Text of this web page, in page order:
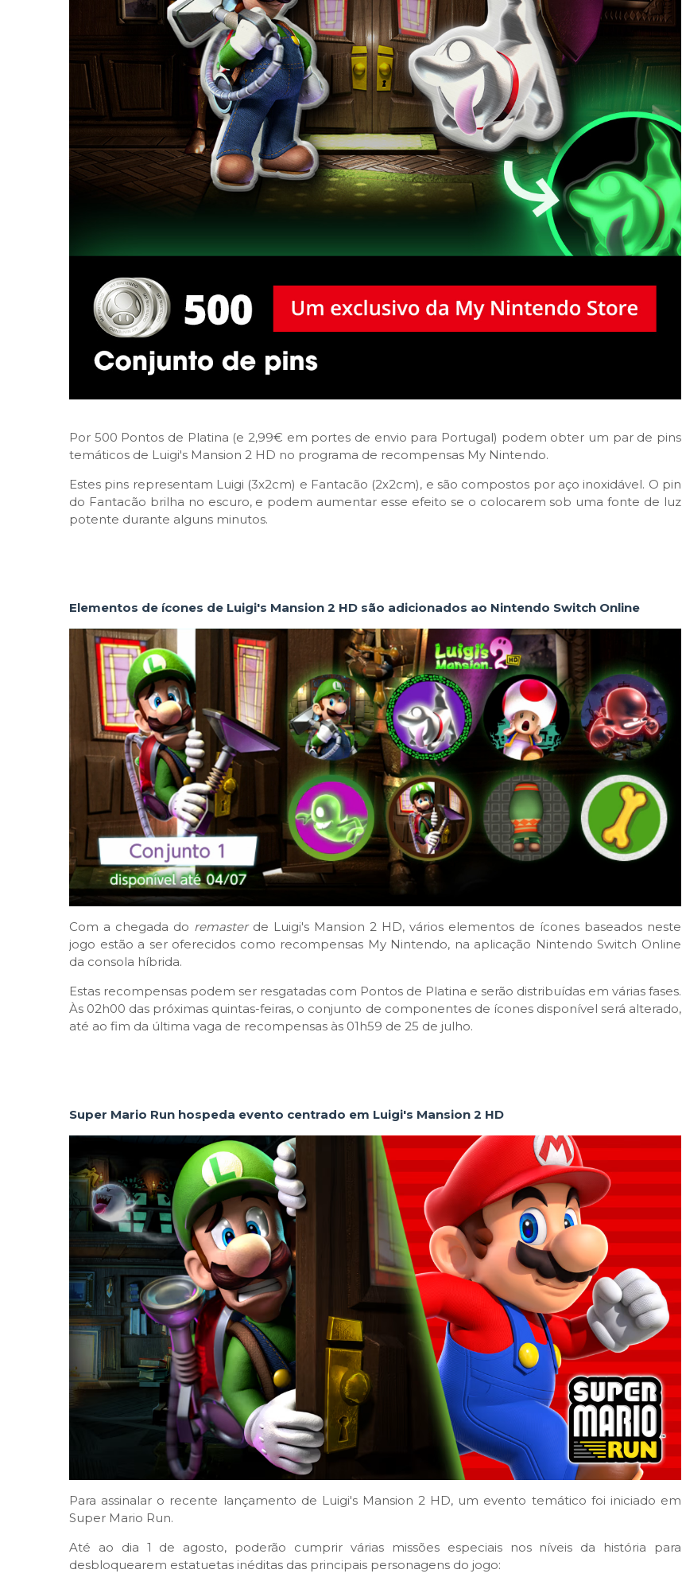
Por 500 Pontos de Platina (e 2,99€ em portes de envio para Portugal) podem obter um par de pins
temáticos de Luigi's Mansion 2 HD no programa de recompensas My Nintendo.
Estes pins representam Luigi (3x2cm) e Fantacão (2x2cm), e são compostos por aço inoxidável. O pin
do Fantacão brilha no escuro, e podem aumentar esse efeito se o colocarem sob uma fonte de luz
potente durante alguns minutos.
Elementos de ícones de Luigi's Mansion 2 HD são adicionados ao Nintendo Switch Online
Com a chegada do remasterde Luigi's Mansion 2 HD, vários elementos de ícones baseados neste
jogo estão a ser oferecidos como recompensas My Nintendo, na aplicação Nintendo Switch Online
da consola híbrida.
Estas recompensas podem ser resgatadas com Pontos de Platina e serão distribuídas em várias fases.
Às 02h00 das próximas quintas-feiras, o conjunto de componentes de ícones disponível será alterado,
até ao fim da última vaga de recompensas às 01h59 de 25 de julho.
Super Mario Run hospeda evento centrado em Luigi's Mansion 2 HD
Para assinalar o recente lançamento de Luigi's Mansion 2 HD, um evento temático foi iniciado em
Super Mario Run.
Até ao dia 1 de agosto, poderão cumprir várias missões especiais nos níveis da história para
desbloquearem estatuetas inéditas das principais personagens do jogo: